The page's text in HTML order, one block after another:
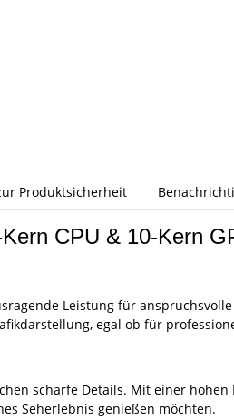
Produktsicherheit
CPU & 10-Kern
Leistung für
egal ob für
scharfe Details. Mit einer
Seherlebnis genießen möchten.